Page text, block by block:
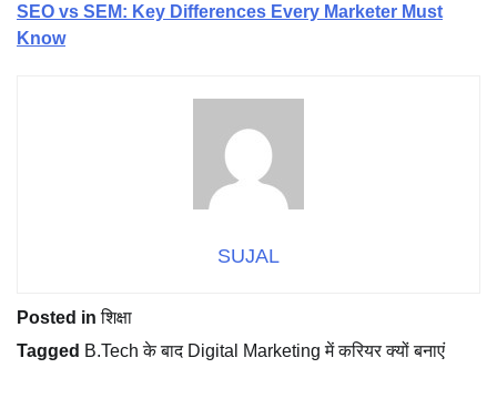
SEO vs SEM: Key Differences Every Marketer Must
Know
SUJAL
Posted inशिक्षा
Tagged B.Tech के बाद Digital Marketing में करियर क्यों बनाएं